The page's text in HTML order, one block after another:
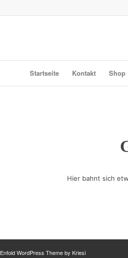
Startseite Kontakt Shop
Hier bahnt sich
Enfold WordPress Theme by Kriesi